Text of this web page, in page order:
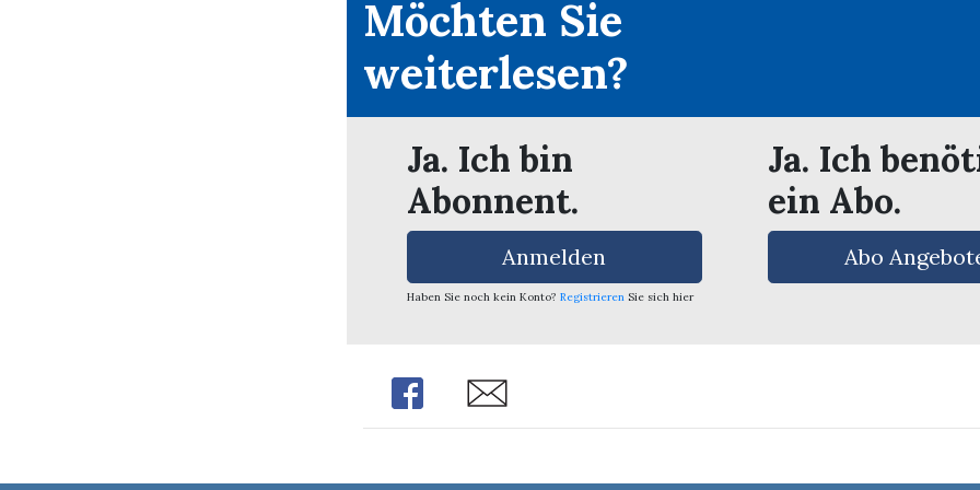
Möchten Sie
weiterlesen?
Ja. Ich bin
Abonnent.
Anmelden
Haben Sie noch kein Konto? Registrieren Sie sich hier
Ja. Ich
ein Abo.
Abo
Share Share